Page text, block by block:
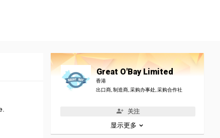
Great O'Bay Limited
香港
出口商, 制造商, 采购办事处, 采购合作社
关注
显示更多